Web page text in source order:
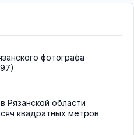
фотографа
области
квадратных метров